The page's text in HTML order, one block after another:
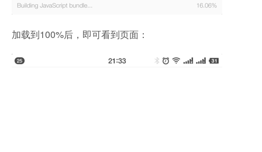
加载到100%后，即可看到页面：